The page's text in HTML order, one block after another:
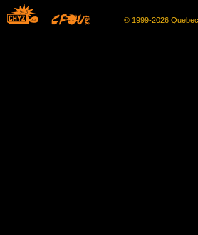
© 1999-2026